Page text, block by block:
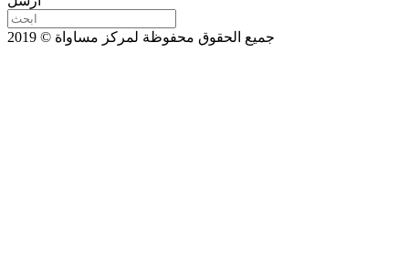
جميع الحقوق محفوظة لمركز مساواة © 2019